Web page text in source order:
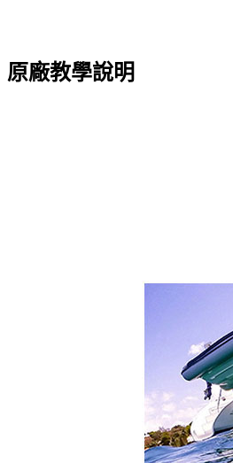
原廠教學說明